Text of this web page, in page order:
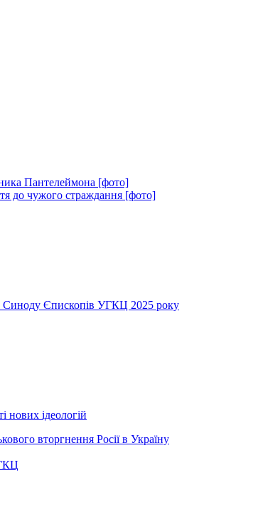
Пантелеймона [фото]
до чужого страждання [фото]
Синоду Єпископів УГКЦ 2025 року
ідеологій
вторгнення Росії в Україну